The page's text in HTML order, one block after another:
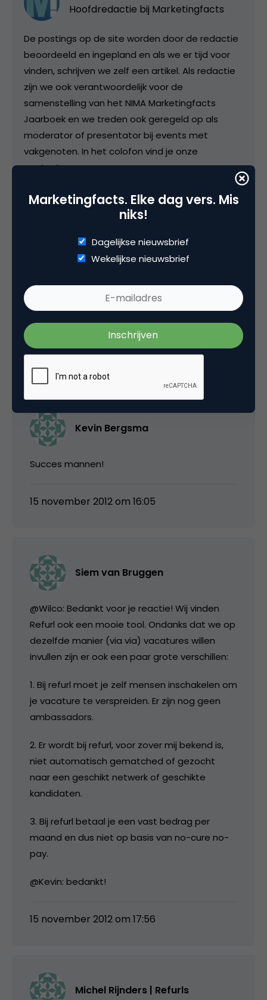
Hoofdredactie bij Marketingfacts
De postings op de site worden door de redactie
beoordeeld en ingepland en als we er tijd voor
vinden, schrijven we zelf een artikel. Als redactie
zijn we ook verantwoordelijk voor de
samenstelling van het NIMA Marketingfacts
Jaarboek en we treden ook geregeld op als
moderator of presentator bij events met
vakgenoten. In het colofon vind je onze
contactgegevens.
Tags
e-business
4 Reacties
Kevin Bergsma
Succes mannen!
15 november 2012 om 16:05
Siem van Bruggen
@Wilco: Bedankt voor je reactie! Wij vinden
Refurl ook een mooie tool. Ondanks dat we op
dezelfde manier (via via) vacatures willen
invullen zijn er ook een paar grote verschillen:
1. Bij refurl moet je zelf mensen inschakelen om
je vacature te verspreiden. Er zijn nog geen
ambassadors.
2. Er wordt bij refurl, voor zover mij bekend is,
niet automatisch gematched of gezocht
naar een geschikt netwerk of geschikte
kandidaten.
3. Bij refurl betaal je een vast bedrag per
maand en dus niet op basis van no-cure no-
pay.
@Kevin: bedankt!
15 november 2012 om 17:56
Michel Rijnders | Refurls
Marketingfacts. Elke dag vers. Mis
niks!
Dagelijkse nieuwsbrief
Wekelijkse nieuwsbrief